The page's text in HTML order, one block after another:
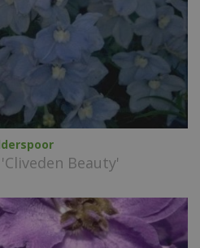
Beauty'